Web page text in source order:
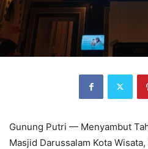
Gunung Putri — Menyambut
Masjid Darussalam Kota